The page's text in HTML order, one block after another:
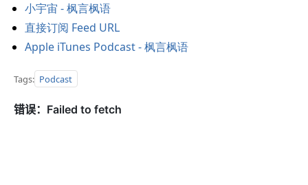
小宇宙 - 枫言枫语
直接订阅 Feed URL
Apple iTunes Podcast - 枫言枫语
Tags: Podcast